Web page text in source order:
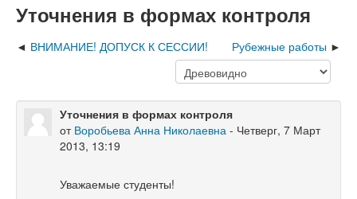
Уточнения в формах контроля
ВНИМАНИЕ! ДОПУСК К СЕССИИ! Рубежные работы
Уточнения в формах контроля
от Воробьева Анна Николаевна - Четверг, 7 Март
2013, 13:19
Уважаемые студенты!